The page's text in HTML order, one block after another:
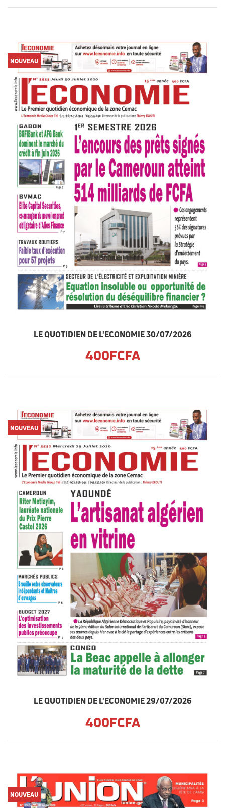
NOUVEAU
LE QUOTIDIEN DE L'ECONOMIE 30/07/2026
400FCFA
NOUVEAU
LE QUOTIDIEN DE L'ECONOMIE 29/07/2026
400FCFA
NOUVEAU